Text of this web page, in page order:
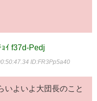
ｲ f37d-Pedj
ID:FR3Pp5a40
いよいよ大団長のこと